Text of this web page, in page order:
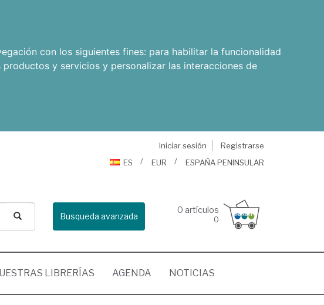
con los siguientes fines: para habilitar la funcionalidad
productos y servicios y personalizar las interacciones de
Iniciar sesión
Registrarse
ES
EUR ESPAÑA PENINSULAR
Busqueda avanzada
0 artículos
0
LIBRERÍAS AGENDA NOTICIAS